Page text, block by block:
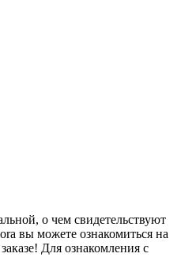
о чем свидетельствуют
вы можете ознакомиться на
Для ознакомления с